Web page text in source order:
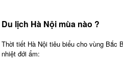
Du lịch Hà Nội mùa nào ?
Thời tiết Hà Nội tiêu biểu cho vùng Bắc
nhiệt đới ẩm: